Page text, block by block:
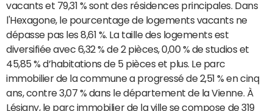
vacants et 79,31 % sont des résidences principales. Dans
l'Hexagone, le pourcentage de logements vacants ne
dépasse pas les 8,61 %. La taille des logements est
diversifiée avec 6,32 % de 2 pièces, 0,00 % de studios et
45,85 % d’habitations de 5 pièces et plus. Le parc
immobilier de la commune a progressé de 2,51 % en cinq
ans, contre 3,07 % dans le département de la Vienne. À
Lésigny, le parc immobilier de la ville se compose de 319